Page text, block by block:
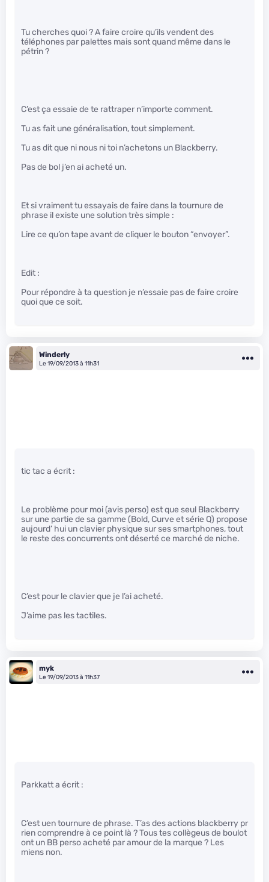
Tu cherches quoi ? A faire croire qu’ils vendent des
téléphones par palettes mais sont quand même dans le
pétrin ?
C’est ça essaie de te rattraper n’importe comment.
Tu as fait une généralisation, tout simplement.
Tu as dit que ni nous ni toi n’achetons un Blackberry.
Pas de bol j’en ai acheté un.
Et si vraiment tu essayais de faire dans la tournure de
phrase il existe une solution très simple :
Lire ce qu’on tape avant de cliquer le bouton “envoyer”.
Edit :
Pour répondre à ta question je n’essaie pas de faire croire
quoi que ce soit.
Winderly
Le 19/09/2013 à 11h31
tic tac a écrit :
Le problème pour moi (avis perso) est que seul Blackberry
sur une partie de sa gamme (Bold, Curve et série Q) propose
aujourd’ hui un clavier physique sur ses smartphones, tout
le reste des concurrents ont déserté ce marché de niche.
C’est pour le clavier que je l’ai acheté.
J’aime pas les tactiles.
myk
Le 19/09/2013 à 11h37
Parkkatt a écrit :
C’est uen tournure de phrase. T’as des actions blackberry pr
rien comprendre à ce point là ? Tous tes collègeus de boulot
ont un BB perso acheté par amour de la marque ? Les
miens non.